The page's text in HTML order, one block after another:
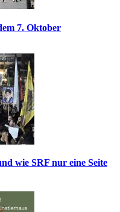
7. Oktober
wie SRF nur eine Seite